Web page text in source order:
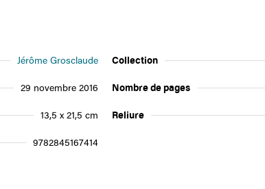
Jérôme Grosclaude Collection
29 novembre 2016 Nombre de pages
13,5 x 21,5 cm Reliure
9782845167414